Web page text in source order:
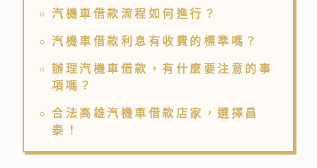
汽機車借款流程如何進行？
汽機車借款利息有收費的標準嗎？
辦理汽機車借款，有什麼要注意的事
項嗎？
合法高雄汽機車借款店家，選擇昌
泰！